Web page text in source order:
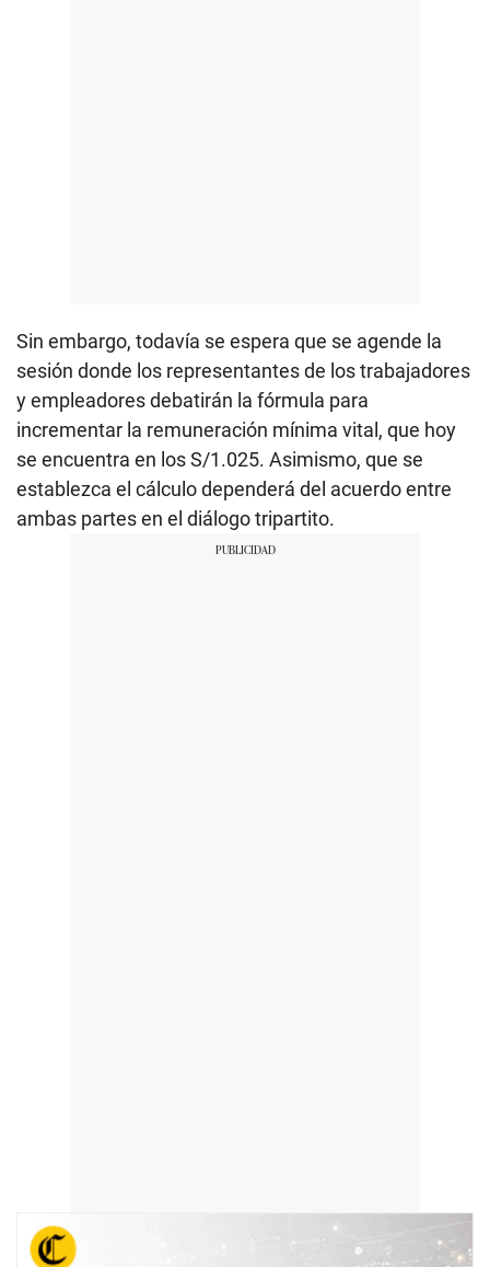
Sin embargo, todavía se espera que se agende la
sesión donde los representantes de los trabajadores
y empleadores debatirán la fórmula para
incrementar la remuneración mínima vital, que hoy
se encuentra en los S/1.025. Asimismo, que se
establezca el cálculo dependerá del acuerdo entre
ambas partes en el diálogo tripartito.